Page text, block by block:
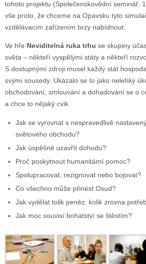
tohoto projektu (Společenskovědní seminář,
vše proto, že chceme na Opavsku tyto
vzdělávacím zařízením brzy nabídnout.
Ve hře Neviditelná ruka trhu se skupiny
světa – někteří vyspělými státy a někteří
S dostupnými zdroji musel každý stát
svými sousedy. Ukázalo se to jako nelehký
obchodování, smlouvání a dohadování se o
a chce to nějaký cvik.
Jak se vyrovnat s nespravedlivě
světového obchodu?
Jak úspěšně uzavřít dohodu?
Proč poskytnout humanitární pomoc?
Spolupracovat, rezignovat nebo bojovat?
Co všechno může přinést Osud?
Jak vydělat tolik peněz, kolik zrovna
Jak moc souvisí bohatství se štěstím?